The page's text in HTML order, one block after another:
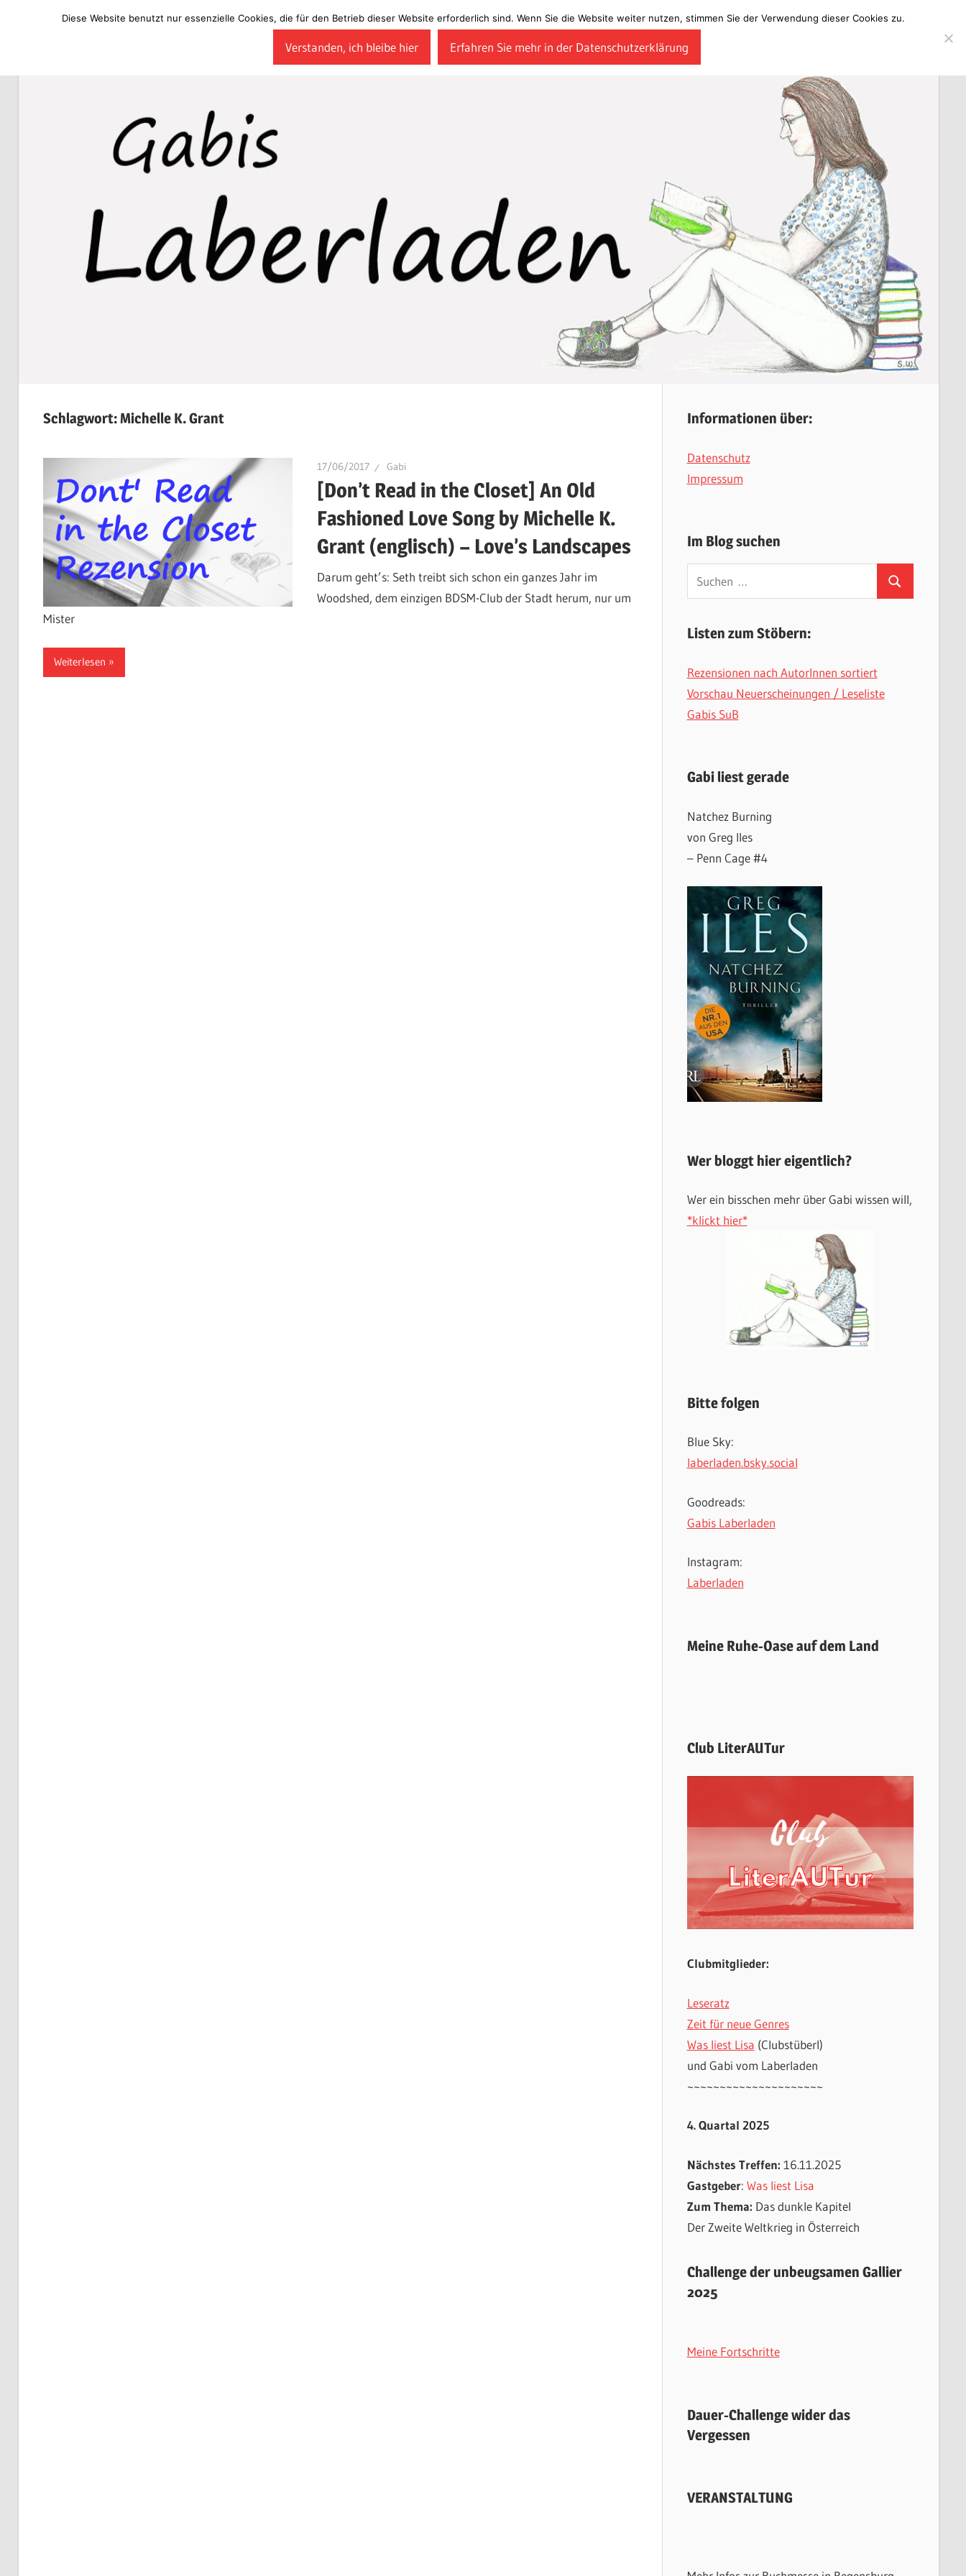
Schlagwort:Michelle K. Grant
17/06/2017 Gabi
[Don’t Read in the Closet] An Old
Fashioned Love Song by Michelle K.
Grant (englisch) – Love’s Landscapes
Darum geht’s: Seth treibt sich schon ein ganzes Jahr im
Woodshed, dem einzigen BDSM-Club der Stadt herum, nur um
Mister
Weiterlesen
Informationen über:
Datenschutz
Impressum
Im Blog suchen
Suchen
nach:
Suchen
Listen zum Stöbern:
Rezensionen nach AutorInnen sortiert
Vorschau Neuerscheinungen / Leseliste
Gabis SuB
Gabi liest gerade
Natchez Burning
von Greg Iles
– Penn Cage #4
Wer bloggt hier eigentlich?
Wer ein bisschen mehr über Gabi wissen will,
*klickt hier*
Bitte folgen
Blue Sky:
laberladen.bsky.social
Goodreads:
Gabis Laberladen
Instagram:
Laberladen
Meine Ruhe-Oase auf dem Land
Club LiterAUTur
Clubmitglieder:
Leseratz
Zeit für neue Genres
Was liest Lisa (Clubstüberl)
und Gabi vom Laberladen
~~~~~~~~~~~~~~~~~~~~~
4. Quartal 2025
Nächstes Treffen: 16.11.2025
Gastgeber: Was liest Lisa
Zum Thema: Das dunkle Kapitel
Der Zweite Weltkrieg in Österreich
Challenge der unbeugsamen Gallier
2025
Meine Fortschritte
Dauer-Challenge wider das
Vergessen
VERANSTALTUNG
Diese Website benutzt nur essenzielle Cookies, die für den Betrieb dieser Website erforderlich sind. Wenn Sie die Website weiter nutzen, stimmen Sie der Verwendung dieser Cookies zu.
Verstanden, ich bleibe hier Erfahren Sie mehr in der Datenschutzerklärung